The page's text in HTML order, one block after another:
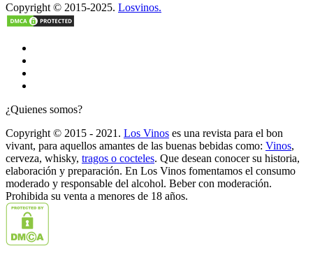
Copyright © 2015-2025. Losvinos.
¿Quienes somos?
Copyright © 2015 - 2021. Los Vinos es una revista para el bon
vivant, para aquellos amantes de las buenas bebidas como: Vinos,
cerveza, whisky, tragos o cocteles. Que desean conocer su historia,
elaboración y preparación. En Los Vinos fomentamos el consumo
moderado y responsable del alcohol. Beber con moderación.
Prohibida su venta a menores de 18 años.